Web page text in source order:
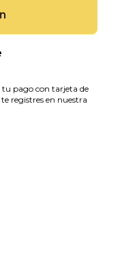
pago con tarjeta de
registres en nuestra